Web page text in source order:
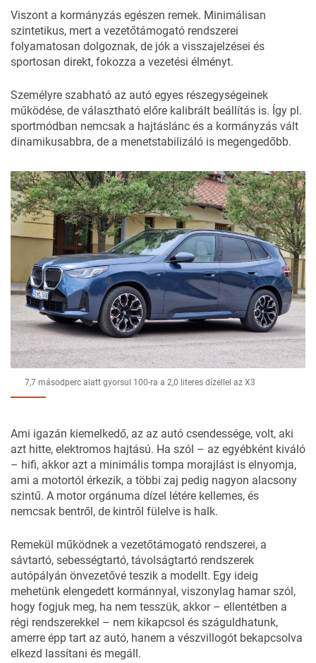
Viszont a kormányzás egészen remek. Minimálisan
szintetikus, mert a vezetőtámogató rendszerei
folyamatosan dolgoznak, de jók a visszajelzései és
sportosan direkt, fokozza a vezetési élményt.
Személyre szabható az autó egyes részegységeinek
működése, de választható előre kalibrált beállítás is. Így pl.
sportmódban nemcsak a hajtáslánc és a kormányzás vált
dinamikusabbra, de a menetstabilizáló is megengedőbb.
7,7 másodperc alatt gyorsul 100-ra a 2,0 literes dízellel az X3
Ami igazán kiemelkedő, az az autó csendessége, volt, aki
azt hitte, elektromos hajtású. Ha szól – az egyébként kiváló
– hifi, akkor azt a minimális tompa morajlást is elnyomja,
ami a motortól érkezik, a többi zaj pedig nagyon alacsony
szintű. A motor orgánuma dízel létére kellemes, és
nemcsak bentről, de kintről fülelve is halk.
Remekül működnek a vezetőtámogató rendszerei, a
sávtartó, sebességtartó, távolságtartó rendszerek
autópályán önvezetővé teszik a modellt. Egy ideig
mehetünk elengedett kormánnyal, viszonylag hamar szól,
hogy fogjuk meg, ha nem tesszük, akkor – ellentétben a
régi rendszerekkel – nem kikapcsol és száguldhatunk,
amerre épp tart az autó, hanem a vészvillogót bekapcsolva
elkezd lassítani és megáll.